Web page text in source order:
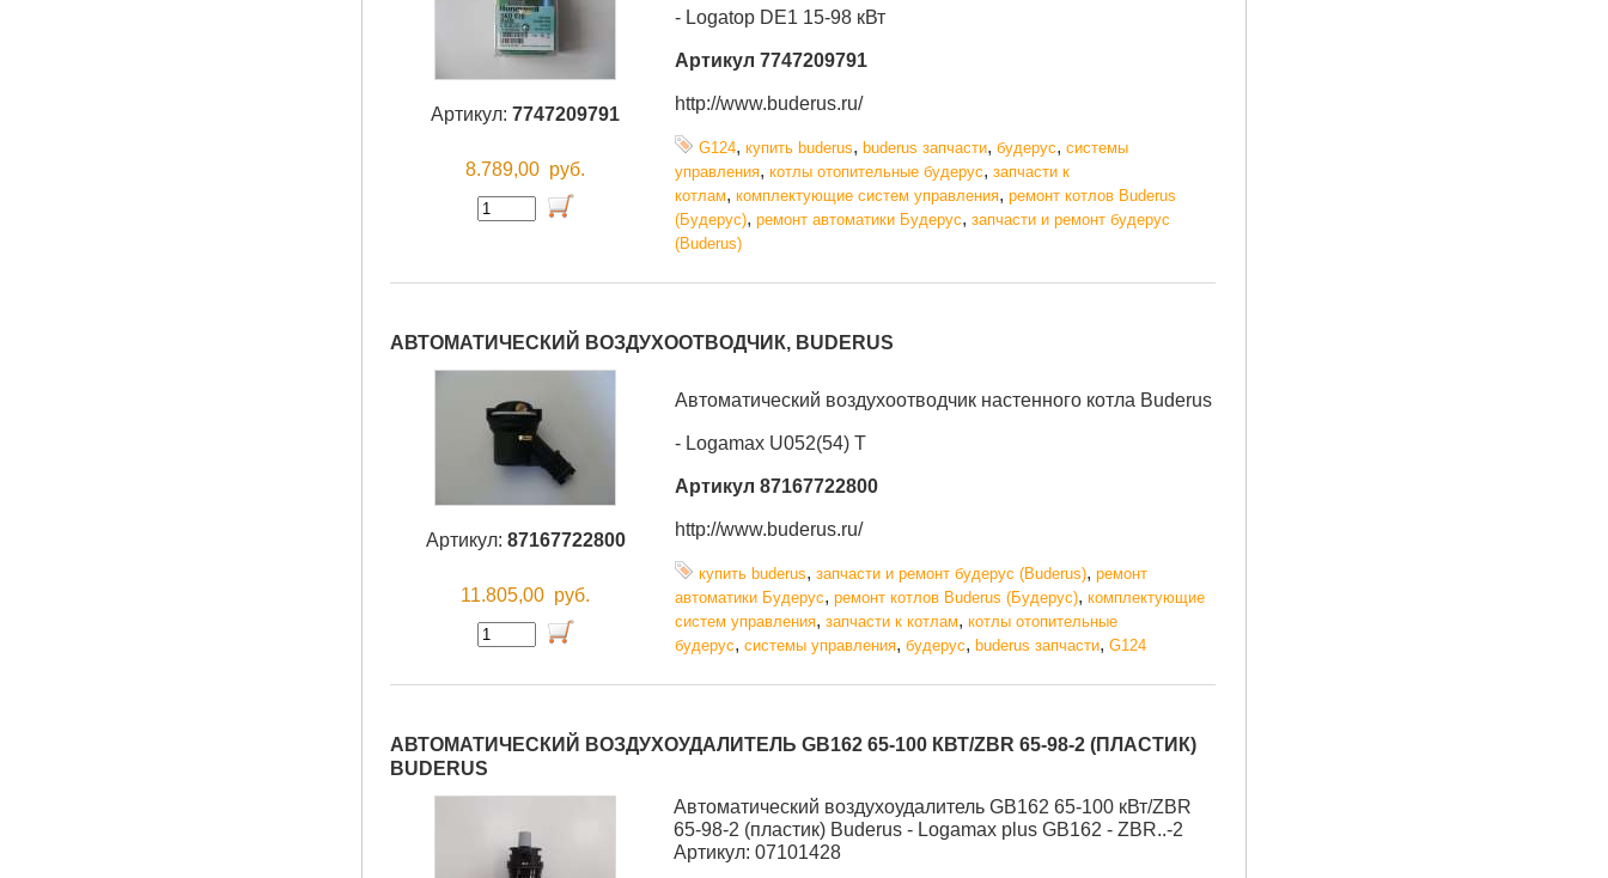
Артикул: 7747209791
8.789,00 руб.
- Logatop DE1 15-98 кВт
Артикул 7747209791
http://www.buderus.ru/
G124, купить buderus, buderus запчасти, будерус, системы
управления, котлы отопительные будерус, запчасти к
котлам, комплектующие систем управления, ремонт котлов Buderus
(Будерус), ремонт автоматики Будерус, запчасти и ремонт будерус
(Buderus)
АВТОМАТИЧЕСКИЙ ВОЗДУХООТВОДЧИК, BUDERUS
Артикул: 87167722800
11.805,00 руб.
Автоматический воздухоотводчик настенного котла Buderus
- Logamax U052(54) T
Артикул 87167722800
http://www.buderus.ru/
купить buderus, запчасти и ремонт будерус (Buderus), ремонт
автоматики Будерус, ремонт котлов Buderus (Будерус), комплектующие
систем управления, запчасти к котлам, котлы отопительные
будерус, системы управления, будерус, buderus запчасти, G124
АВТОМАТИЧЕСКИЙ ВОЗДУХОУДАЛИТЕЛЬ GB162 65-100 КВТ/ZBR 65-98-2 (ПЛАСТИК)
BUDERUS
Автоматический воздухоудалитель GB162 65-100 кВт/ZBR
65-98-2 (пластик) Buderus - Logamax plus GB162 - ZBR..-2
Артикул: 07101428